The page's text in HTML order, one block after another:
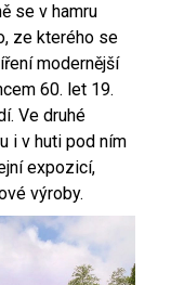
se v hamru
ze kterého se
modernější
60. let 19.
Ve druhé
i v huti pod ním
expozicí,
výroby.